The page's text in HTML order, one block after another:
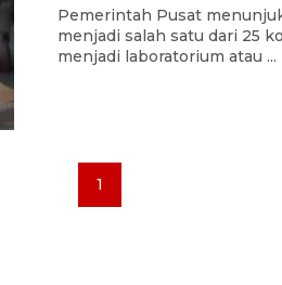
Pemerintah Pusat
menjadi salah satu dari 25
menjadi laboratorium atau ...
1